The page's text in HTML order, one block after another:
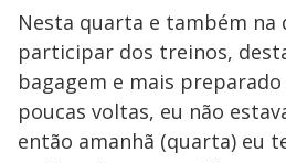
Nesta quarta e também
participar dos treinos,
bagagem e mais
poucas voltas, eu não
então amanhã (quarta) eu